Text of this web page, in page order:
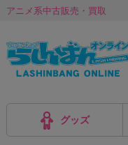
アニメ系中古販売・買取
グッズ